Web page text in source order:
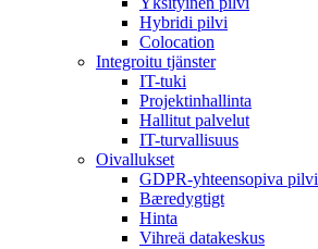
Hybridi pilvi
Colocation
Integroitu tjänster
IT-tuki
Projektinhallinta
Hallitut palvelut
IT-turvallisuus
Oivallukset
GDPR-yhteensopiva pilvi
Bæredygtigt
Hinta
Vihreä datakeskus